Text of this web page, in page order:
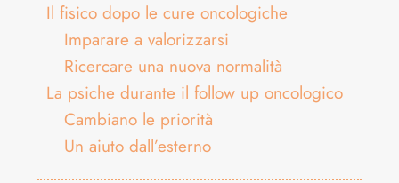
Il fisico dopo le cure oncologiche
Imparare a valorizzarsi
Ricercare una nuova normalità
La psiche durante il follow up oncologico
Cambiano le priorità
Un aiuto dall’esterno